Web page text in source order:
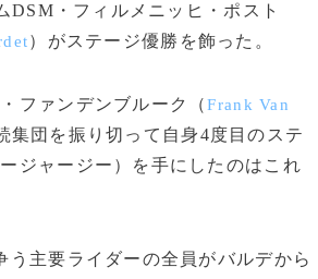
・フィルメニッヒ・ポスト
）がステージ優勝を飾った。
ファンデンブルーク（Frank Van
集団を振り切って自身4度目のステ
ジャージー）を手にしたのはこれ
主要ライダーの全員がバルデから